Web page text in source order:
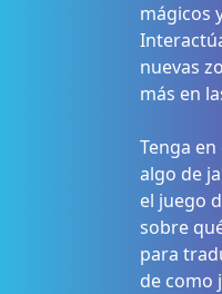
mágicos
nuevas
más en
Tenga
algo de
el juego
sobre
para
de como